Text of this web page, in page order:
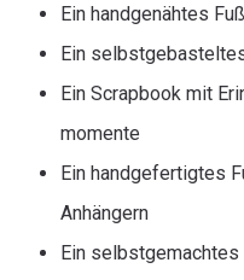
Ein handgenähtes
Ein
Ein Scrapbook mit
momente
Ein handgefertigtes
Anhängern
Ein